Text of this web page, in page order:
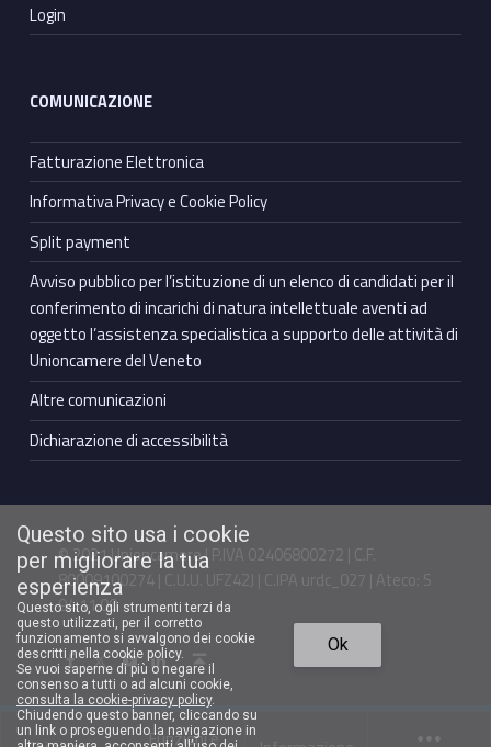
Funzioni e
Login
COMUNICAZIONE
Fatturazione Elettronica
Informativa Privacy e Cookie Policy
Split payment
Avviso pubblico per l’istituzione di un elenco di candidati per il
conferimento di incarichi di natura intellettuale aventi ad
oggetto l’assistenza specialistica a supporto delle attività di
Unioncamere del Veneto
Altre comunicazioni
Dichiarazione di accessibilità
© 2021 Unioncamere | P.IVA 02406800272 | C.F.
80009100274 | C.U.U. UFZ42J | C.IPA urdc_027 | Ateco: S
94.11.00
Facebook Unioncamere VenetoTwitter Unioncamere VenetoYoutube Unioncamere VenetoLinkedin Unioncamere Veneto Torna in cima ↑
Questo sito usa i cookie
per migliorare la tua
esperienza
Questo sito, o gli strumenti terzi da
questo utilizzati, per il corretto
funzionamento si avvalgono dei cookie
descritti nella cookie policy.
Se vuoi saperne di più o negare il
consenso a tutti o ad alcuni cookie,
consulta la cookie-privacy policy.
Chiudendo questo banner, cliccando su
un link o proseguendo la navigazione in
Ok